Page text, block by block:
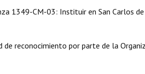
1349-CM-03: Instituir en San Carlos
de reconocimiento por parte de la